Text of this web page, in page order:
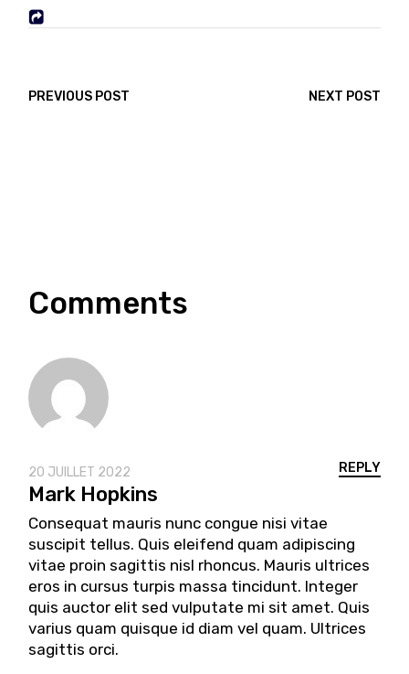
PREVIOUS POST NEXT POST
Comments
Mark Hopkins
20 JUILLET 2022 REPLY
Consequat mauris nunc congue nisi vitae
suscipit tellus. Quis eleifend quam adipiscing
vitae proin sagittis nisl rhoncus. Mauris ultrices
eros in cursus turpis massa tincidunt. Integer
quis auctor elit sed vulputate mi sit amet. Quis
varius quam quisque id diam vel quam. Ultrices
sagittis orci.